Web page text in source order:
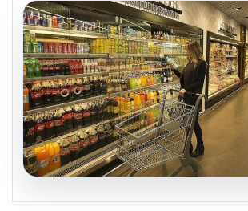
07.08.2026